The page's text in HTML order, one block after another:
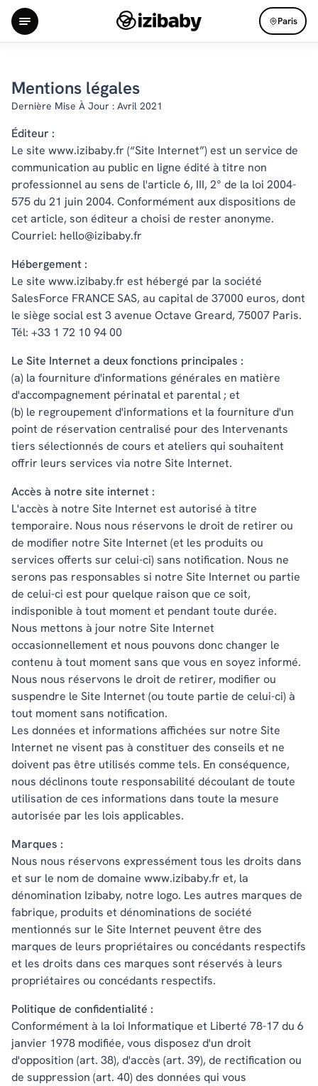
Paris
Mentions légales
Dernière Mise À Jour : Avril 2021
Éditeur :
Le site www.izibaby.fr (“Site Internet”) est un service de
communication au public en ligne édité à titre non
professionnel au sens de l'article 6, III, 2° de la loi 2004-
575 du 21 juin 2004. Conformément aux dispositions de
cet article, son éditeur a choisi de rester anonyme.
Courriel: hello@izibaby.fr
Hébergement :
Le site www.izibaby.fr est hébergé par la société
SalesForce FRANCE SAS, au capital de 37000 euros, dont
le siège social est 3 avenue Octave Greard, 75007 Paris.
Tél: +33 1 72 10 94 00
Le Site Internet a deux fonctions principales :
(a) la fourniture d'informations générales en matière
d'accompagnement périnatal et parental ; et
(b) le regroupement d'informations et la fourniture d'un
point de réservation centralisé pour des Intervenants
tiers sélectionnés de cours et ateliers qui souhaitent
offrir leurs services via notre Site Internet.
Accès à notre site internet :
L'accès à notre Site Internet est autorisé à titre
temporaire. Nous nous réservons le droit de retirer ou
de modifier notre Site Internet (et les produits ou
services offerts sur celui-ci) sans notification. Nous ne
serons pas responsables si notre Site Internet ou partie
de celui-ci est pour quelque raison que ce soit,
indisponible à tout moment et pendant toute durée.
Nous mettons à jour notre Site Internet
occasionnellement et nous pouvons donc changer le
contenu à tout moment sans que vous en soyez informé.
Nous nous réservons le droit de retirer, modifier ou
suspendre le Site Internet (ou toute partie de celui-ci) à
tout moment sans notification.
Les données et informations affichées sur notre Site
Internet ne visent pas à constituer des conseils et ne
doivent pas être utilisés comme tels. En conséquence,
nous déclinons toute responsabilité découlant de toute
utilisation de ces informations dans toute la mesure
autorisée par les lois applicables.
Marques :
Nous nous réservons expressément tous les droits dans
et sur le nom de domaine www.izibaby.fr et, la
dénomination Izibaby, notre logo. Les autres marques de
fabrique, produits et dénominations de société
mentionnés sur le Site Internet peuvent être des
marques de leurs propriétaires ou concédants respectifs
et les droits dans ces marques sont réservés à leurs
propriétaires ou concédants respectifs.
Politique de confidentialité :
Conformément à la loi Informatique et Liberté 78-17 du 6
janvier 1978 modifiée, vous disposez d'un droit
d'opposition (art. 38), d'accès (art. 39), de rectification ou
de suppression (art. 40) des données qui vous